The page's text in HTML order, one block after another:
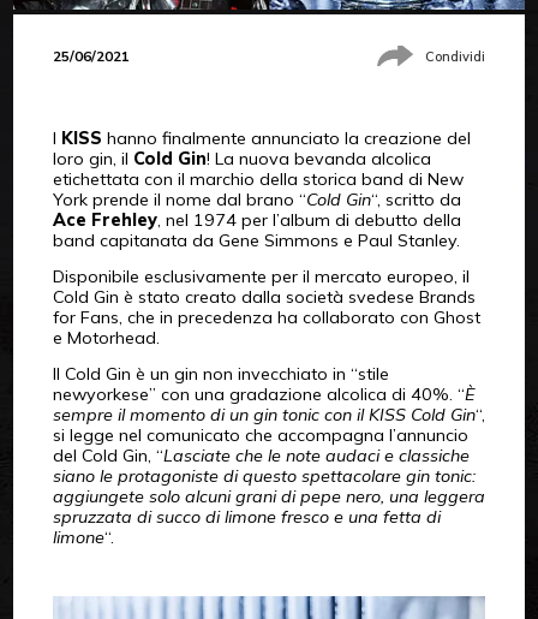
25/06/2021 Condividi
I KISS hanno finalmente annunciato la creazione del
loro gin, il Cold Gin! La nuova bevanda alcolica
etichettata con il marchio della storica band di New
York prende il nome dal brano “Cold Gin“, scritto da
Ace Frehley, nel 1974 per l’album di debutto della
band capitanata da Gene Simmons e Paul Stanley.
Disponibile esclusivamente per il mercato europeo, il
Cold Gin è stato creato dalla società svedese Brands
for Fans, che in precedenza ha collaborato con Ghost
e Motorhead.
Il Cold Gin è un gin non invecchiato in “stile
newyorkese” con una gradazione alcolica di 40%. “È
sempre il momento di un gin tonic con il KISS Cold Gin“,
si legge nel comunicato che accompagna l’annuncio
del Cold Gin, “Lasciate che le note audaci e classiche
siano le protagoniste di questo spettacolare gin tonic:
aggiungete solo alcuni grani di pepe nero, una leggera
spruzzata di succo di limone fresco e una fetta di
limone“.